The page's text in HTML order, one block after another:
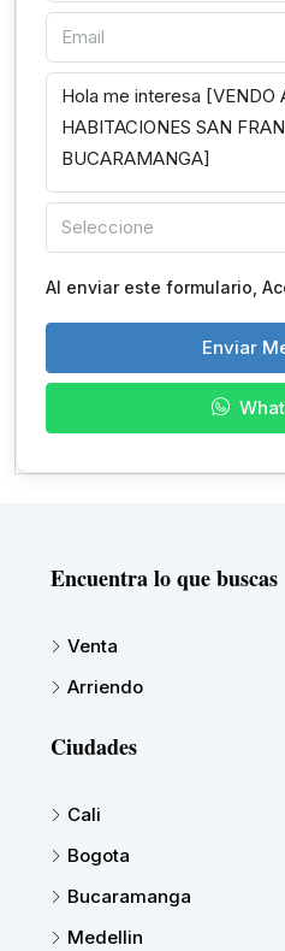
Seleccione
Al enviar este formulario,
Enviar
Encuentra lo que buscas
Venta
Arriendo
Ciudades
Cali
Bogota
Bucaramanga
Medellin